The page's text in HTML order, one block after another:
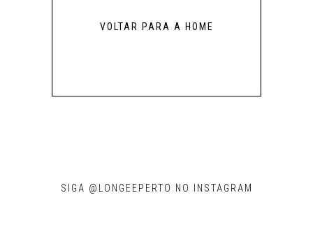
VOLTAR PARA A HOME
SIGA @LONGEEPERTO NO INSTAGRAM